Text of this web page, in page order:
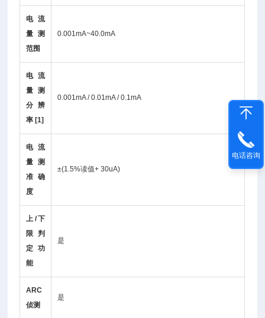
电流
量测
范围
0.001mA~40.0mA
电流
量测
分辨
率 [1]
0.001mA / 0.01mA / 0.1mA
电流
量测
准确
度
±(1.5%读值+ 30uA)
上/下
限判
定功
能
是
ARC
侦测
是
电话咨询